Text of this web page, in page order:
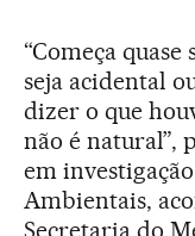
“Começa
seja acidental
dizer o que
não é natural”,
em
Ambientais,